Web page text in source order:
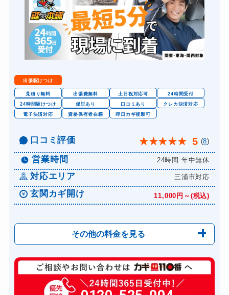
出張駆けつけ
見積り無料 出張費無料 土日祝対応可
24時間受付
24時間駆けつけ
保証あり 口コミあり
クレカ決済対応
電子決済対応
資格保有者在籍 即日カギ複製可
口コミ評価 ★★★★★ 5 (8)
営業時間 24時間 年中無休
対応エリア 三浦市対応
玄関カギ開け 11,000円～(税込)
その他の料金を見る
玄関カギ修理 6,600円～(税込)
玄関カギ作成 14,300円～(税込)